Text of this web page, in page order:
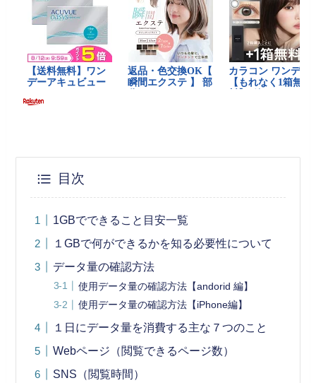
目次
1GBでできること目安一覧
１GBで何ができるかを知る必要性について
データ量の確認方法
使用データ量の確認方法【andorid 編】
使用データ量の確認方法【iPhone編】
１日にデータ量を消費する主な７つのこと
Webページ（閲覧できるページ数）
SNS（閲覧時間）